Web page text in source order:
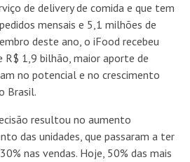
de delivery de comida e que tem
mensais e 5,1 milhões de
deste ano, o iFood recebeu
1,9 bilhão, maior aporte de
no potencial e no crescimento
Brasil.
resultou no aumento
das unidades, que passaram a ter
nas vendas. Hoje, 50% das mais